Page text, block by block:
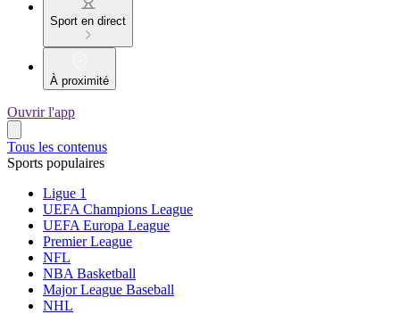
Sport en direct
À proximité
Ouvrir l'app
Tous les contenus
Sports populaires
Ligue 1
UEFA Champions League
UEFA Europa League
Premier League
NFL
NBA Basketball
Major League Baseball
NHL